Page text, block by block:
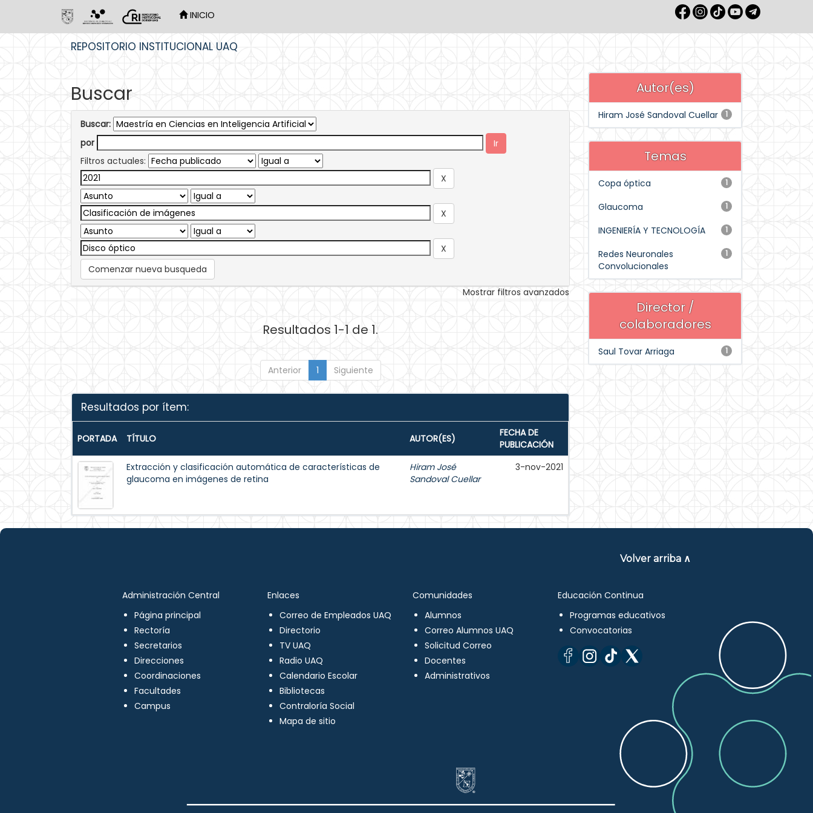
INICIO
REPOSITORIO INSTITUCIONAL UAQ
Buscar
Buscar:
por
Filtros actuales:
Comenzar nueva busqueda
Mostrar filtros avanzados
Resultados 1-1 de 1.
Anterior 1 Siguiente
Resultados por ítem:
PORTADA TÍTULO AUTOR(ES)
FECHA DE
PUBLICACIÓN
Extracción y clasificación automática de características de
glaucoma en imágenes de retina
Hiram José
Sandoval Cuellar
3-nov-2021
Autor(es)
1
Hiram José Sandoval Cuellar
Temas
1
Copa óptica
1
Glaucoma
1
INGENIERÍA Y TECNOLOGÍA
1
Redes Neuronales
Convolucionales
Director /
colaboradores
1
Saul Tovar Arriaga
Volver arriba ∧
Administración Central
Página principal
Rectoría
Secretarios
Direcciones
Coordinaciones
Facultades
Campus
Enlaces
Correo de Empleados UAQ
Directorio
TV UAQ
Radio UAQ
Calendario Escolar
Bibliotecas
Contraloría Social
Mapa de sitio
Comunidades
Alumnos
Correo Alumnos UAQ
Solicitud Correo
Docentes
Administrativos
Educación Continua
Programas educativos
Convocatorias